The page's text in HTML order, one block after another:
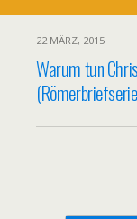
22 MÄRZ, 2015
Warum tun